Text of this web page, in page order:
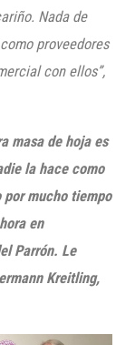
Nada de
proveedores
con ellos”,
masa de hoja es
la hace como
por mucho tiempo
en
Parrón. Le
Kreitling,